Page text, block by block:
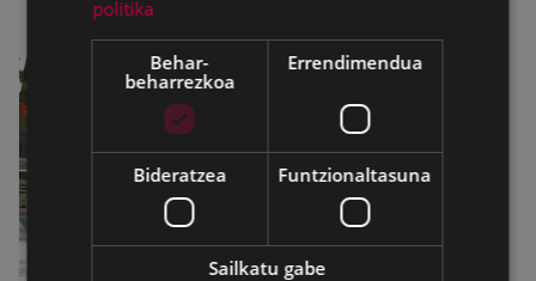
politika
Behar-
beharrezkoa
Errendimendua
Bideratzea Funtzionaltasuna
Sailkatu gabe